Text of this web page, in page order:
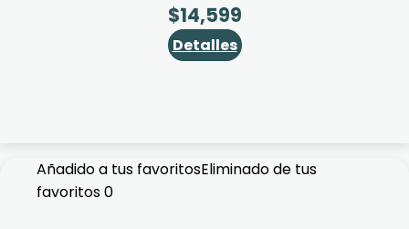
$14,599
Detalles
Añadido a tus favoritosEliminado de tus
favoritos0